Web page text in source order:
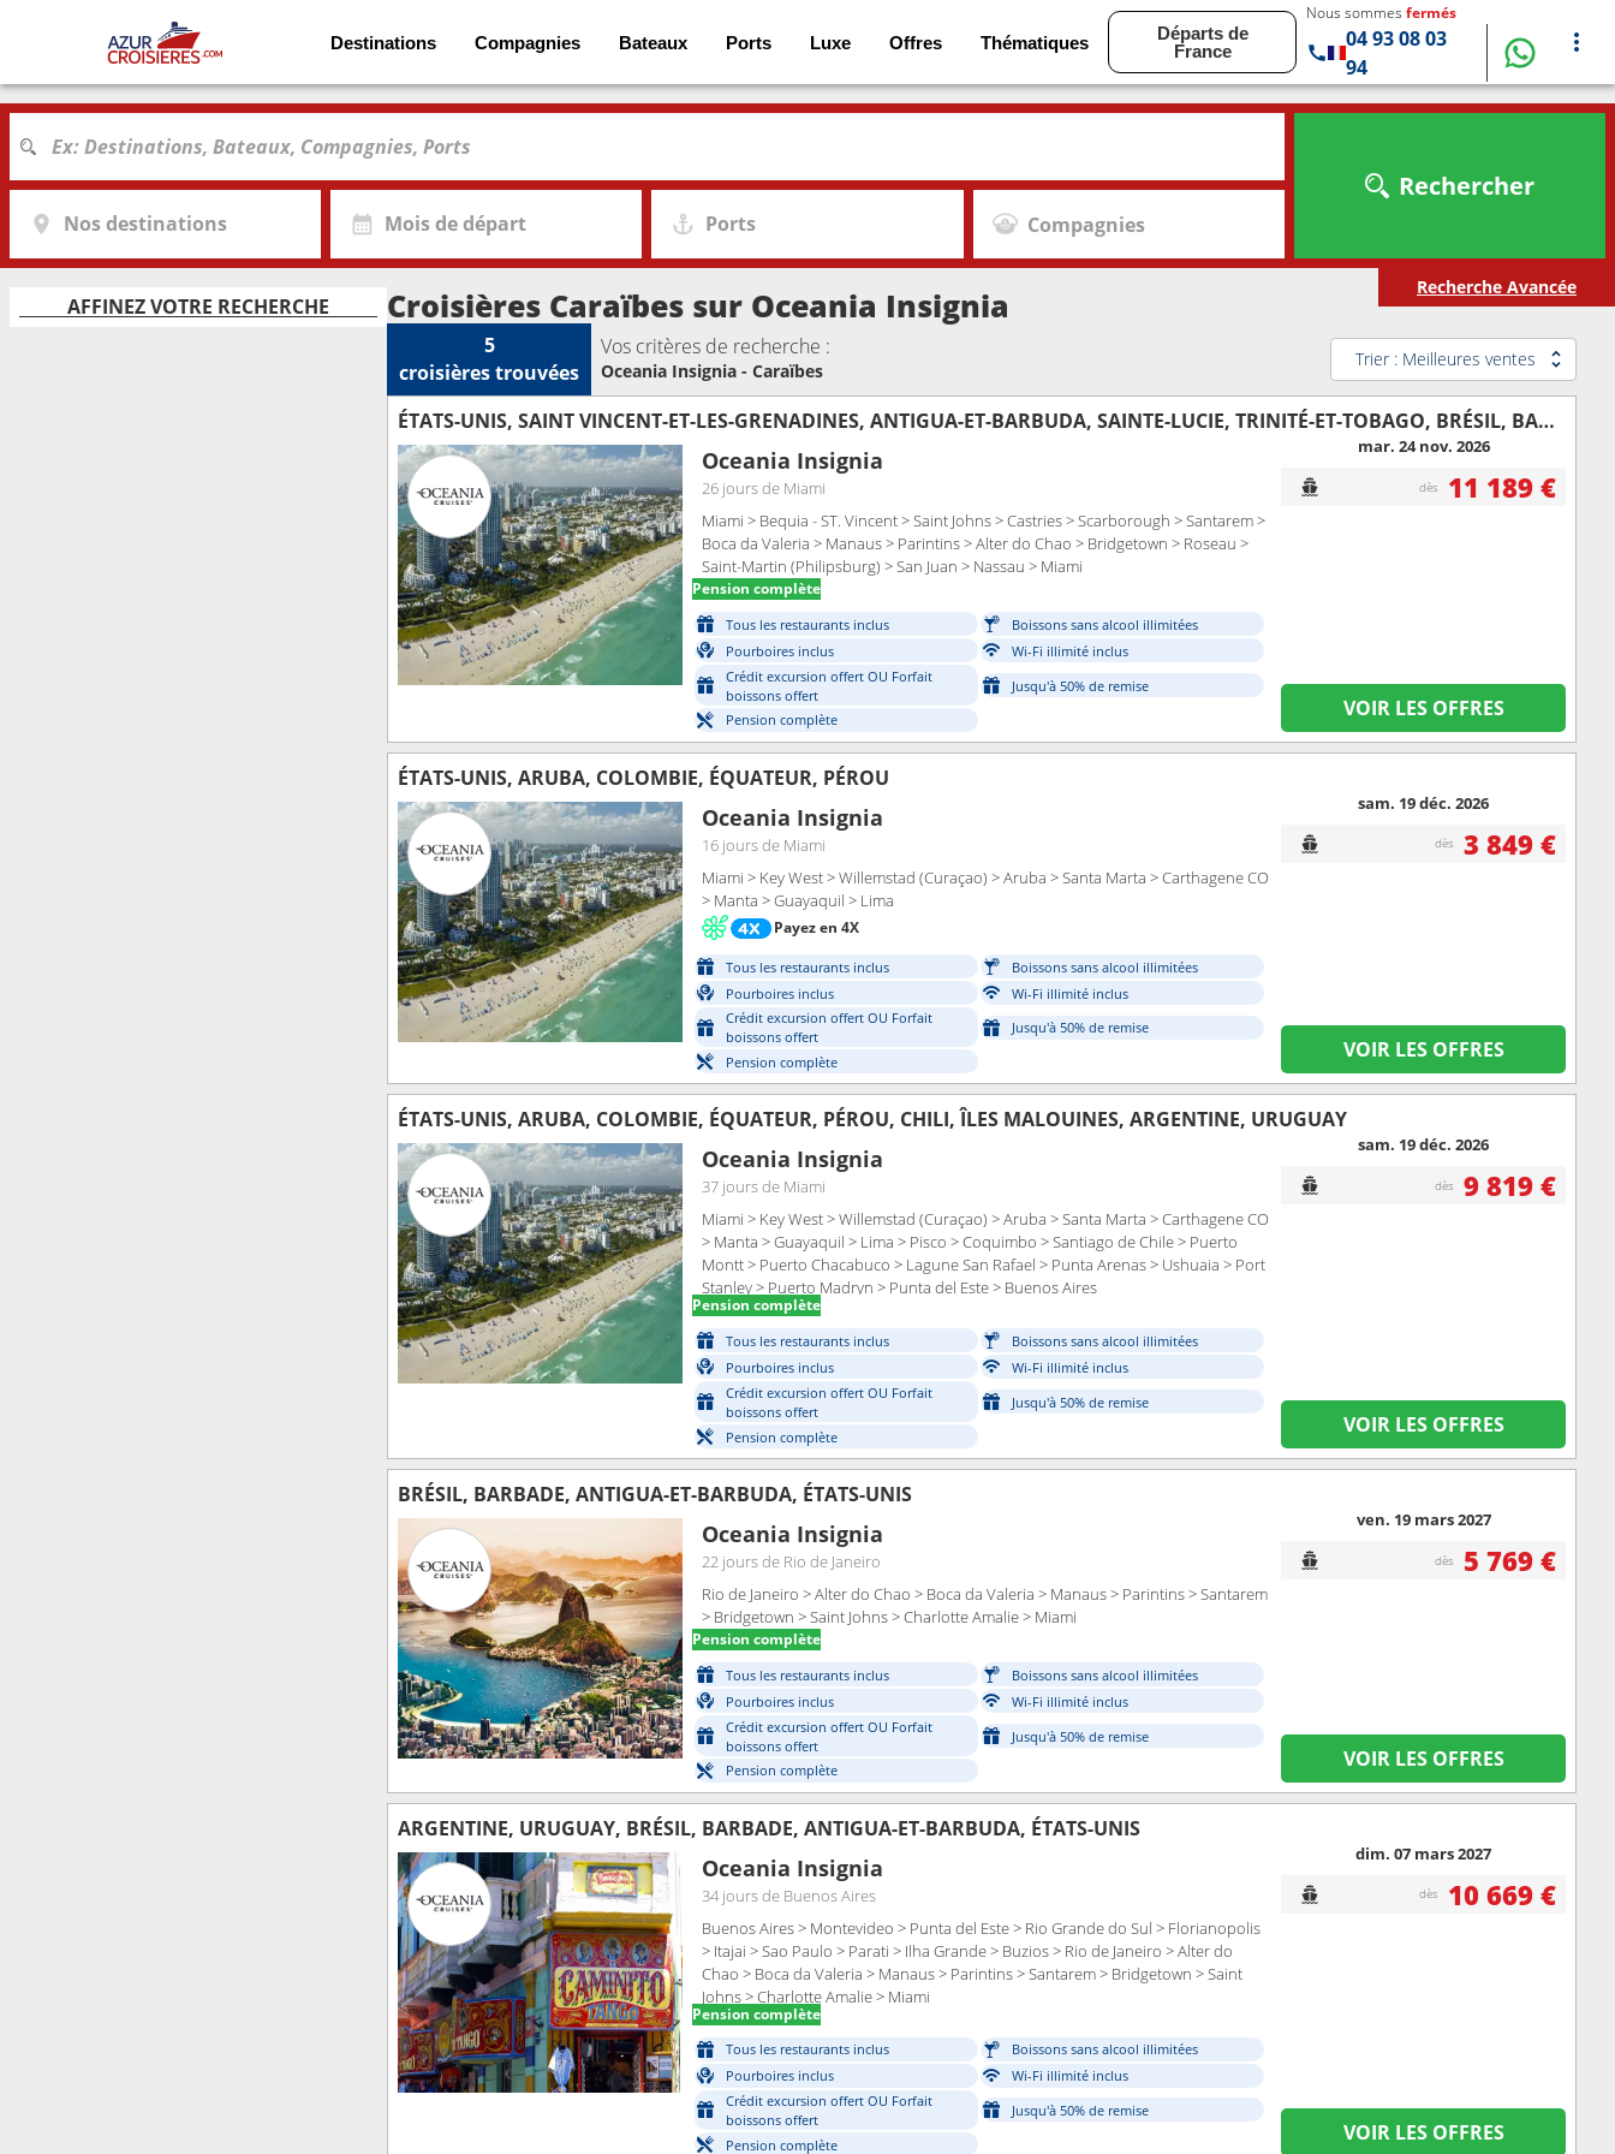
Destinations Compagnies Bateaux Ports Luxe Offres Thématiques
Départs de
France
Nous sommes fermés
04 93 08 03
94
Nos destinations Mois de départ Ports Compagnies
Rechercher
Recherche Avancée
AFFINEZ VOTRE RECHERCHE Croisières Caraïbes sur Oceania Insignia
5
croisièrestrouvées
Vos critères de recherche :
Oceania Insignia - Caraïbes
Trier : Meilleures ventes
ÉTATS-UNIS, SAINT VINCENT-ET-LES-GRENADINES, ANTIGUA-ET-BARBUDA, SAINTE-LUCIE, TRINITÉ-ET-TOBAGO, BRÉSIL, BARBADE, DOMINIQUE, SAINT-MARTIN, PORTO RICO, BAHAMAS
Oceania Insignia
26 joursde Miami
Miami > Bequia - ST. Vincent > Saint Johns > Castries > Scarborough > Santarem >
Boca da Valeria > Manaus > Parintins > Alter do Chao > Bridgetown > Roseau >
Saint-Martin (Philipsburg) > San Juan > Nassau > Miami
Pension complète
Tous les restaurants inclus
Boissons sans alcool illimitées
Pourboires inclus
Wi-Fi illimité inclus
Crédit excursion offert OU Forfait
boissons offert
Jusqu'à 50% de remise
Pension complète
mar. 24 nov. 2026
dès 11 189 €
VOIR LES OFFRES
ÉTATS-UNIS, ARUBA, COLOMBIE, ÉQUATEUR, PÉROU
Oceania Insignia
16 joursde Miami
Miami > Key West > Willemstad (Curaçao) > Aruba > Santa Marta > Carthagene CO
> Manta > Guayaquil > Lima
Payez en 4X
Tous les restaurants inclus
Boissons sans alcool illimitées
Pourboires inclus
Wi-Fi illimité inclus
Crédit excursion offert OU Forfait
boissons offert
Jusqu'à 50% de remise
Pension complète
sam. 19 déc. 2026
dès 3 849 €
VOIR LES OFFRES
ÉTATS-UNIS, ARUBA, COLOMBIE, ÉQUATEUR, PÉROU, CHILI, ÎLES MALOUINES, ARGENTINE, URUGUAY
Oceania Insignia
37 joursde Miami
Miami > Key West > Willemstad (Curaçao) > Aruba > Santa Marta > Carthagene CO
> Manta > Guayaquil > Lima > Pisco > Coquimbo > Santiago de Chile > Puerto
Montt > Puerto Chacabuco > Lagune San Rafael > Punta Arenas > Ushuaia > Port
Stanley > Puerto Madryn > Punta del Este > Buenos Aires
Pension complète
Tous les restaurants inclus
Boissons sans alcool illimitées
Pourboires inclus
Wi-Fi illimité inclus
Crédit excursion offert OU Forfait
boissons offert
Jusqu'à 50% de remise
Pension complète
sam. 19 déc. 2026
dès 9 819 €
VOIR LES OFFRES
BRÉSIL, BARBADE, ANTIGUA-ET-BARBUDA, ÉTATS-UNIS
Oceania Insignia
22 joursde Rio de Janeiro
Rio de Janeiro > Alter do Chao > Boca da Valeria > Manaus > Parintins > Santarem
> Bridgetown > Saint Johns > Charlotte Amalie > Miami
Pension complète
Tous les restaurants inclus
Boissons sans alcool illimitées
Pourboires inclus
Wi-Fi illimité inclus
Crédit excursion offert OU Forfait
boissons offert
Jusqu'à 50% de remise
Pension complète
ven. 19 mars 2027
dès 5 769 €
VOIR LES OFFRES
ARGENTINE, URUGUAY, BRÉSIL, BARBADE, ANTIGUA-ET-BARBUDA, ÉTATS-UNIS
Oceania Insignia
34 joursde Buenos Aires
Buenos Aires > Montevideo > Punta del Este > Rio Grande do Sul > Florianopolis
> Itajai > Sao Paulo > Parati > Ilha Grande > Buzios > Rio de Janeiro > Alter do
Chao > Boca da Valeria > Manaus > Parintins > Santarem > Bridgetown > Saint
Johns > Charlotte Amalie > Miami
Pension complète
Tous les restaurants inclus
Boissons sans alcool illimitées
Pourboires inclus
Wi-Fi illimité inclus
Crédit excursion offert OU Forfait
boissons offert
Jusqu'à 50% de remise
Pension complète
dim. 07 mars 2027
dès 10 669 €
VOIR LES OFFRES